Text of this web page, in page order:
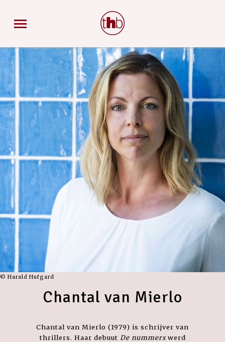
© Harald Hufgard
Chantal van Mierlo
Chantal van Mierlo (1979) is schrijver van
thrillers. Haar debuut De nummers werd